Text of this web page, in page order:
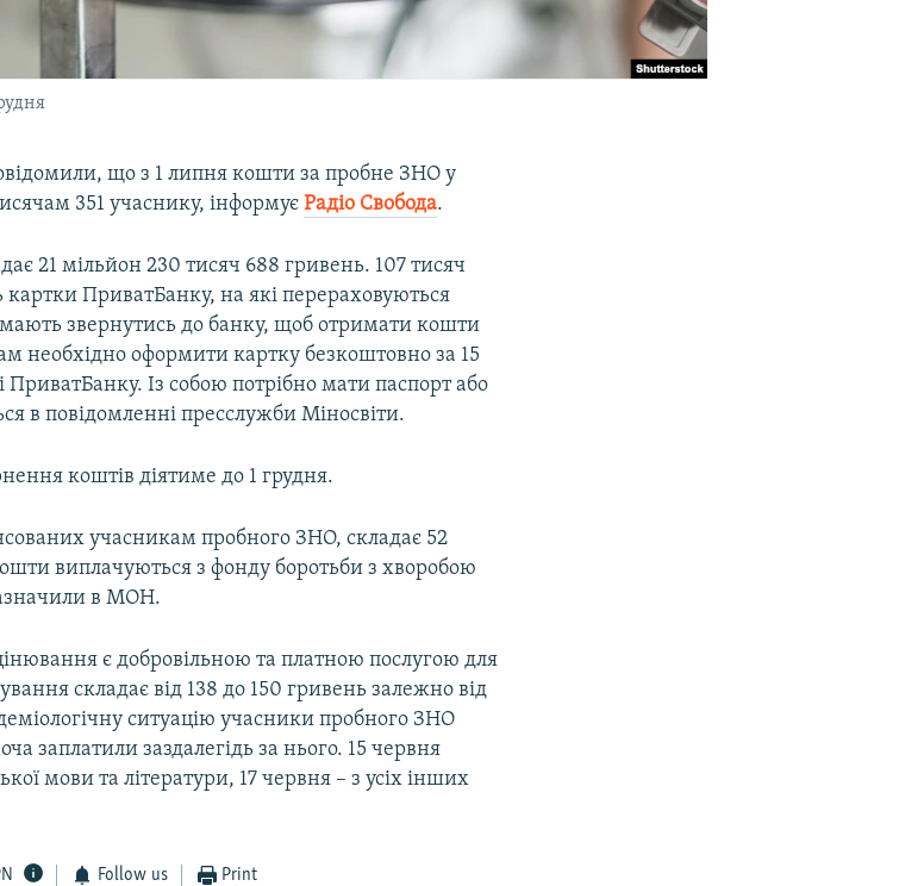
що з 1 липня кошти за пробне ЗНО у
351 учаснику, інформуєРадіо Свобода.
21 мільйон 230 тисяч 688 гривень. 107 тисяч
ПриватБанку, на які перераховуються
звернутись до банку, щоб отримати кошти
необхідно оформити картку безкоштовно за 15
ПриватБанку. Із собою потрібно мати паспорт або
в повідомленні пресслужби Міносвіти.
коштів діятиме до 1 грудня.
учасникам пробного ЗНО, складає 52
виплачуються з фонду боротьби з хворобою
в МОН.
є добровільною та платною послугою для
складає від 138 до 150 гривень залежно від
ситуацію учасники пробного ЗНО
заплатили заздалегідь за нього. 15 червня
мови та літератури, 17 червня – з усіх інших
Follow us Print